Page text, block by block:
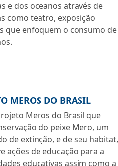
e dos oceanos através de
como teatro, exposição
que enfoquem o consumo de
MEROS DO BRASIL
Meros do Brasil que
do peixe Mero, um
de extinção, e de seu habitat,
ações de educação para a
educativas assim como a